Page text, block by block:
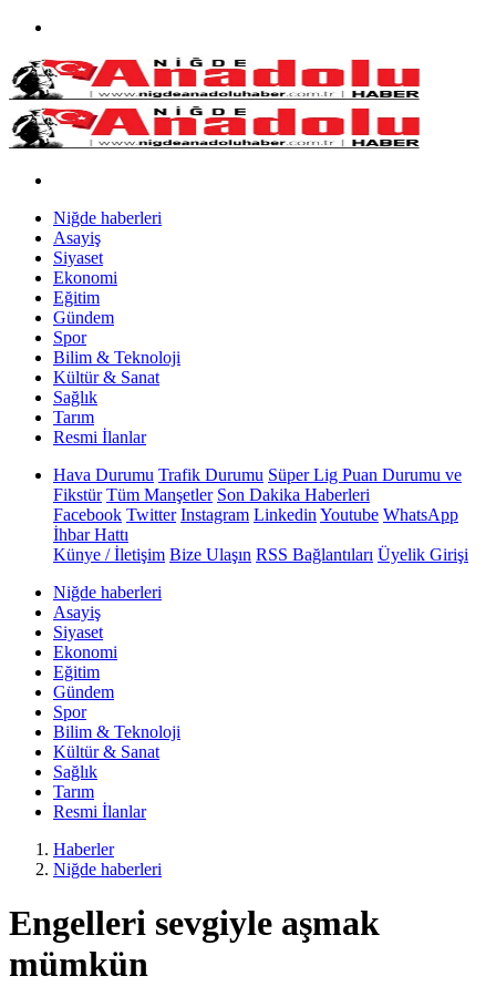
Niğde haberleri
Asayiş
Siyaset
Ekonomi
Eğitim
Gündem
Spor
Bilim & Teknoloji
Kültür & Sanat
Sağlık
Tarım
Resmi İlanlar
Hava Durumu Trafik Durumu Süper Lig Puan Durumu ve
Fikstür Tüm Manşetler Son Dakika Haberleri
Facebook Twitter Instagram Linkedin Youtube WhatsApp
İhbar Hattı
Künye / İletişim Bize Ulaşın RSS Bağlantıları Üyelik Girişi
Niğde haberleri
Asayiş
Siyaset
Ekonomi
Eğitim
Gündem
Spor
Bilim & Teknoloji
Kültür & Sanat
Sağlık
Tarım
Resmi İlanlar
Haberler
Niğde haberleri
Engelleri sevgiyle aşmak
mümkün